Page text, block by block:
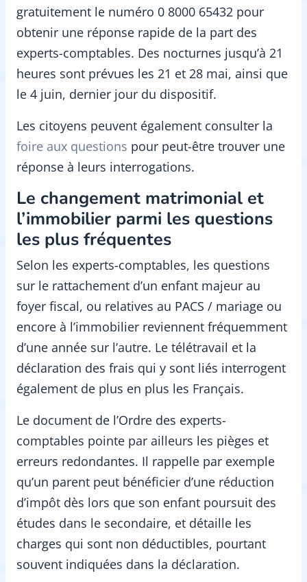
gratuitement le numéro 0 8000 65432 pour
obtenir une réponse rapide de la part des
experts-comptables. Des nocturnes jusqu’à 21
heures sont prévues les 21 et 28 mai, ainsi que
le 4 juin, dernier jour du dispositif.
Les citoyens peuvent également consulter la
foire aux questions pour peut-être trouver une
réponse à leurs interrogations.
Le changement matrimonial et
l’immobilier parmi les questions
les plus fréquentes
Selon les experts-comptables, les questions
sur le rattachement d’un enfant majeur au
foyer fiscal, ou relatives au PACS / mariage ou
encore à l’immobilier reviennent fréquemment
d’une année sur l’autre. Le télétravail et la
déclaration des frais qui y sont liés interrogent
également de plus en plus les Français.
Le document de l’Ordre des experts-
comptables pointe par ailleurs les pièges et
erreurs redondantes. Il rappelle par exemple
qu’un parent peut bénéficier d’une réduction
d’impôt dès lors que son enfant poursuit des
études dans le secondaire, et détaille les
charges qui sont non déductibles, pourtant
souvent indiquées dans la déclaration.